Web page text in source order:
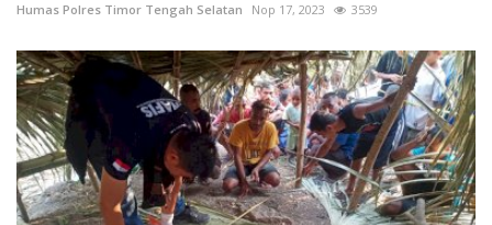
Humas Polres Timor Tengah Selatan Nop 17, 2023 3539